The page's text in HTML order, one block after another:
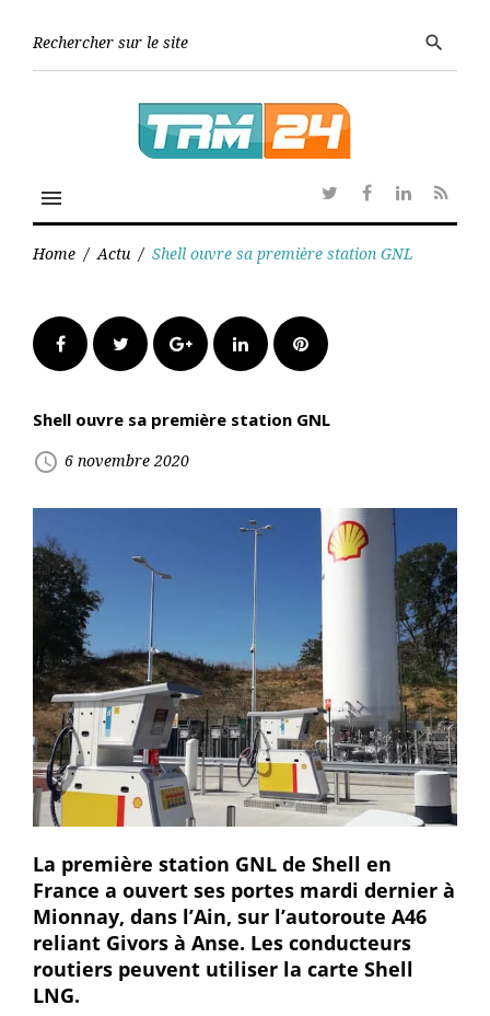
search
menu
TwitterFacebook
Linkedin
RSS
Home / Actu / Shell ouvre sa première station GNL
FacebookTwitter Google+LinkedInPinterest
Shell ouvre sa première station GNL
access_time 6 novembre 2020
La première station GNL de Shell en
France a ouvert ses portes mardi dernier à
Mionnay, dans l’Ain, sur l’autoroute A46
reliant Givors à Anse. Les conducteurs
routiers peuvent utiliser la carte Shell
LNG.